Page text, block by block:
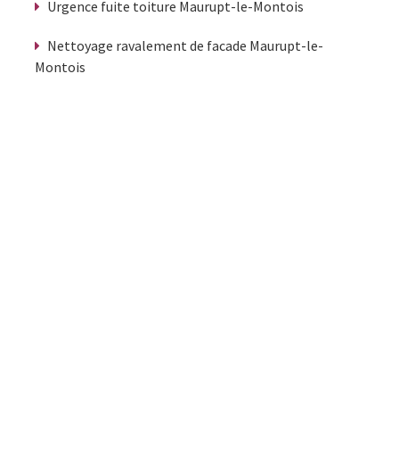
Urgence fuite toiture Maurupt-le-Montois
Nettoyage ravalement de facade Maurupt-le-
Montois